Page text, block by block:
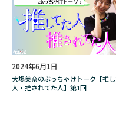
筋トレ
純喫茶
紙巻たばこ
紙
終末のワルキューレ
絶対に終電を逃さな
羊毛
羊毛フェ
2024年6月1日
大場美奈のぶっちゃけトーク【推
人・推されてた人】第1回